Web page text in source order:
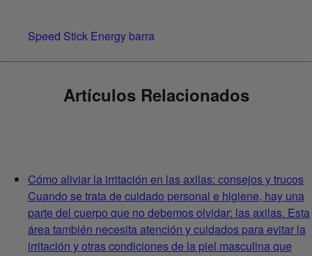
Speed Stick Energy barra
Artículos Relacionados
Cómo aliviar la irritación en las axilas: consejos y trucos
Cuando se trata de cuidado personal e higiene, hay una
parte del cuerpo que no debemos olvidar: las axilas. Esta
área también necesita atención y cuidados para evitar la
irritación y otras condiciones de la piel masculina que